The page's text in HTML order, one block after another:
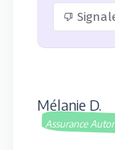
Mélanie D.
Assurance